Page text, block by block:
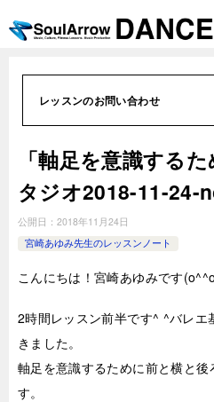
レッスンのお問い合わせ
「軸足を意識する
タジオ2018-11-24-
公開日： 2018年11月24日
宮崎あゆみ先生のレッスンノート
こんにちは！宮崎あゆみです
2時間レッスン前半です^ ^バレエ
きました。
軸足を意識するために前と横と
す。